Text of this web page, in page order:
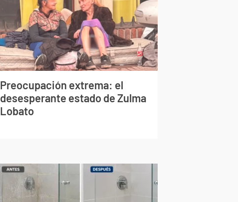
Preocupación extrema: el
desesperante estado de Zulma
Lobato